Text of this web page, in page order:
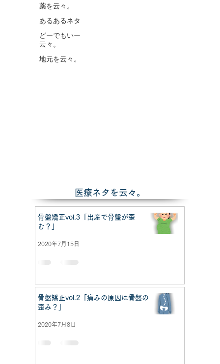
薬を云々。
あるあるネタ
どーでもいー
云々。
地元を云々。
​医療ネタを云々。
骨盤矯正vol.3「出産で骨盤が歪
む？」
2020年7月15日
骨盤矯正vol.2「痛みの原因は骨盤の
歪み？」
2020年7月8日